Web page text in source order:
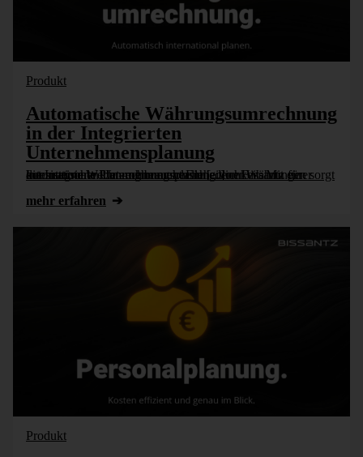
Produkt
Automatische Währungsumrechnung
in der Integrierten
Unternehmensplanung
Internationale Planung braucht Einheitlichkeit: Mit einer automatischen Umrechnung verschiedener Währungen sorgt die Integrierte Unternehmensplanung von Bissantz für konsistente Werte – ohne manuelle [...]
mehr erfahren
Produkt